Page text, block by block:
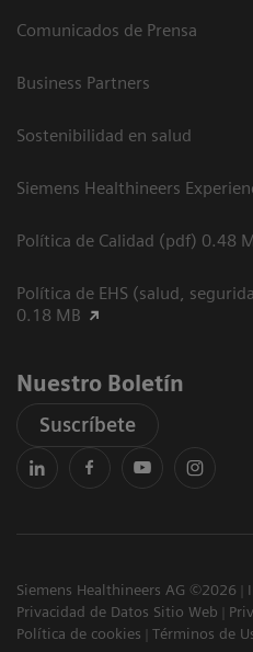
Comunicados de Prensa
Business Partners
Sostenibilidad en salud
Siemens Healthineers
Política de Calidad (pdf) 0.48
Política de EHS (salud,
0.18 MB
Nuestro Boletín
Suscríbete
Siemens Healthineers AG ©2026
Privacidad de Datos Sitio Web
Política de cookies
Términos de